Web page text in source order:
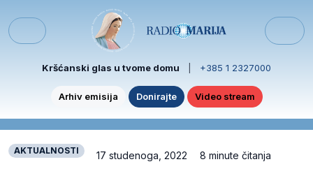
Menu
Kršćanski glas u tvome domu +385 1 2327000
Arhiv emisija Donirajte Video stream
AKTUALNOSTI 17 studenoga, 2022 8 minute čitanja